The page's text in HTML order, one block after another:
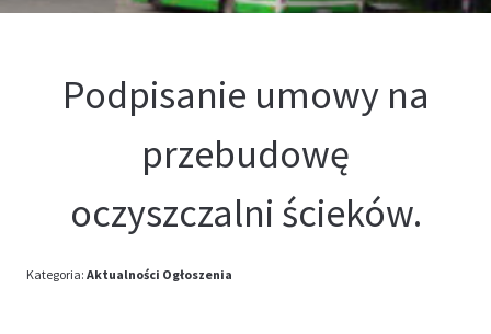
Podpisanie umowy na
przebudowę
oczyszczalni ścieków.
Kategoria: Aktualności Ogłoszenia